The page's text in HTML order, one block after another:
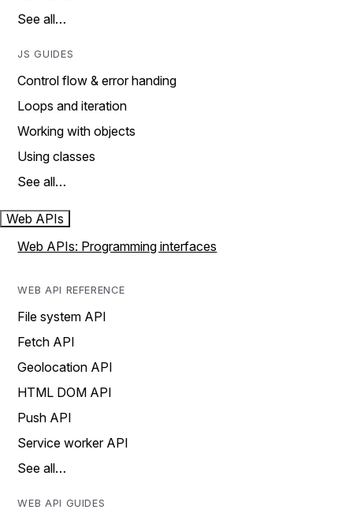
See all…
JS GUIDES
Control flow & error handing
Loops and iteration
Working with objects
Using classes
See all…
Web APIs
Web APIs: Programming interfaces
WEB API REFERENCE
File system API
Fetch API
Geolocation API
HTML DOM API
Push API
Service worker API
See all…
WEB API GUIDES